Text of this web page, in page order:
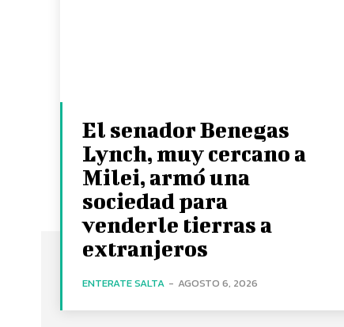
El senador Benegas
Lynch, muy cercano a
Milei, armó una
sociedad para
venderle tierras a
extranjeros
ENTERATE SALTA - AGOSTO 6, 2026